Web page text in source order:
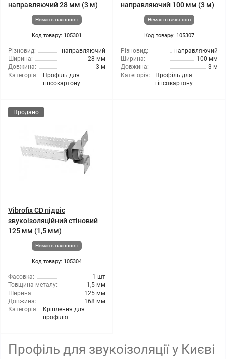
направляючий 28 мм (3 м)
Немає в наявності
Код товару: 105301
Різновид:
направляючий
Ширина:
28 мм
Довжина:
3 м
Категорія:
Профіль для
гіпсокартону
направляючий 100 мм (3 м)
Немає в наявності
Код товару: 105307
Різновид:
направляючий
Ширина:
100 мм
Довжина:
3 м
Категорія:
Профіль для
гіпсокартону
Продано
Vibrofix CD підвіс
звукоізоляційний стіновий
125 мм (1,5 мм)
Немає в наявності
Код товару: 105304
Фасовка:
1 шт
Товщина металу:
1,5 мм
Ширина:
125 мм
Довжина:
168 мм
Категорія:
Кріплення для
профілю
Профіль для звукоізоляції у Києві